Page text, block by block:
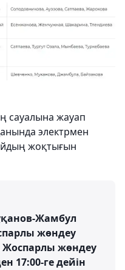
сауалына жауап
электрмен
жоқтығын
Жамбул
жөндеу
Жоспарлы жөндеу
17:00-ге дейін